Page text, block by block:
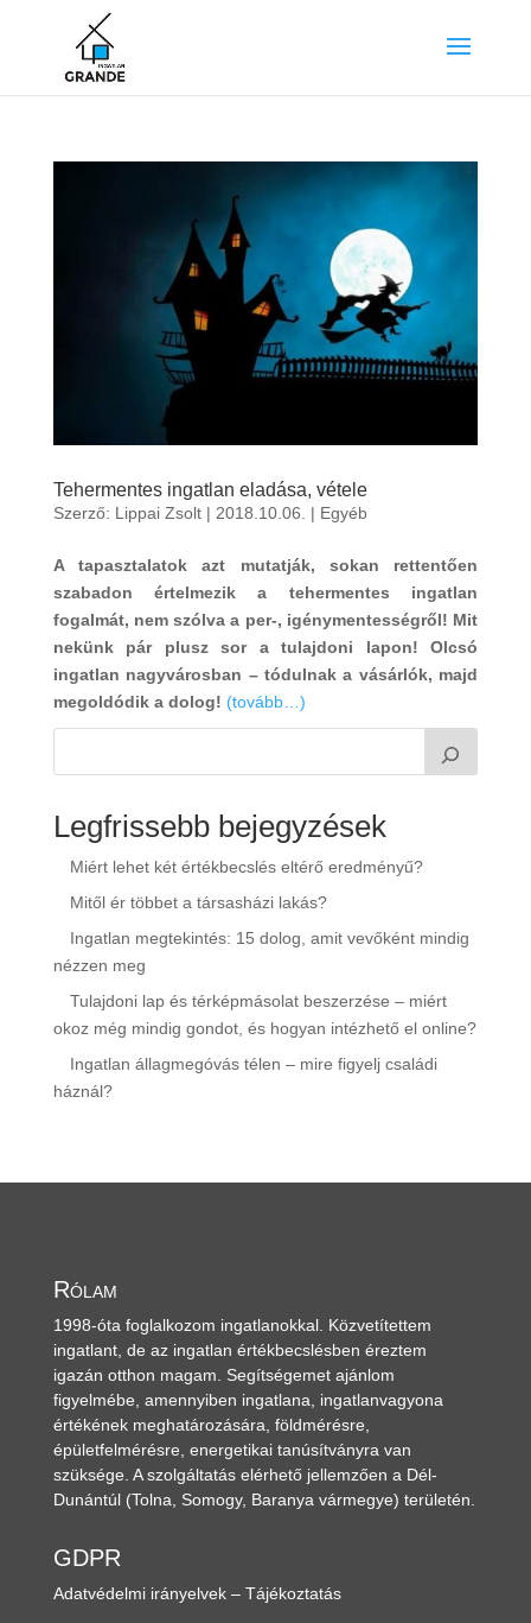
Tehermentes ingatlan eladása, vétele
Szerző: Lippai Zsolt| 2018.10.06. | Egyéb
A tapasztalatok azt mutatják, sokan rettentően
szabadon értelmezik a tehermentes ingatlan
fogalmát, nem szólva a per-, igénymentességről! Mit
nekünk pár plusz sor a tulajdoni lapon! Olcsó
ingatlan nagyvárosban – tódulnak a vásárlók, majd
megoldódik a dolog! (tovább…)
Legfrissebb bejegyzések
Miért lehet két értékbecslés eltérő eredményű?
Mitől ér többet a társasházi lakás?
Ingatlan megtekintés: 15 dolog, amit vevőként mindig
nézzen meg
Tulajdoni lap és térképmásolat beszerzése – miért
okoz még mindig gondot, és hogyan intézhető el online?
Ingatlan állagmegóvás télen – mire figyelj családi
háznál?
Rólam
1998-óta foglalkozom ingatlanokkal. Közvetítettem
ingatlant, de az ingatlan értékbecslésben éreztem
igazán otthon magam. Segítségemet ajánlom
figyelmébe, amennyiben ingatlana, ingatlanvagyona
értékének meghatározására, földmérésre,
épületfelmérésre, energetikai tanúsítványra van
szüksége. A szolgáltatás elérhető jellemzően a Dél-
Dunántúl (Tolna, Somogy, Baranya vármegye) területén.
GDPR
Adatvédelmi irányelvek – Tájékoztatás